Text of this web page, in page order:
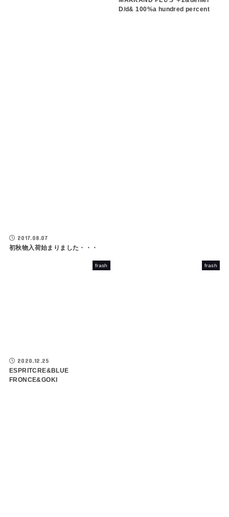
2017.08.07
初秋物入荷始まりました・・・
D/d& 100%a hundred percent
frash
2020.12.25
ESPRITCRE&BLUE
FRONCE&GOKI
frash